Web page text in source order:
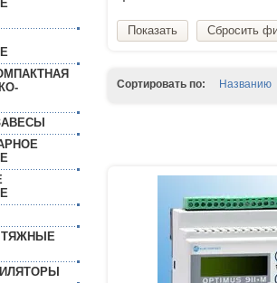
Показать Сбросить
Сортировать по: Названию